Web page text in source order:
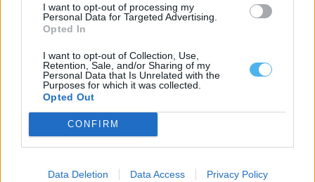
I want to opt-out of processing my
Personal Data for Targeted Advertising.
Opted In
I want to opt-out of Collection, Use,
Retention, Sale, and/or Sharing of my
Personal Data that Is Unrelated with the
Purposes for which it was collected.
Opted Out
CONFIRM
Data Deletion Data Access Privacy Policy
Aljustrel terá obra de 1,57 milhões para reforçar abastecimento